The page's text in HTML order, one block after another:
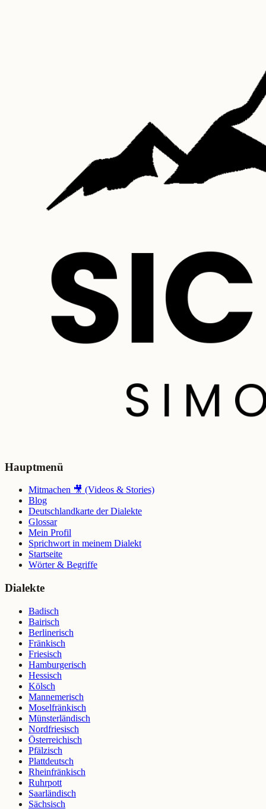
Hauptmenü
Mitmachen 🎥 (Videos & Stories)
Blog
Deutschlandkarte der Dialekte
Glossar
Mein Profil
Sprichwort in meinem Dialekt
Startseite
Wörter & Begriffe
Dialekte
Badisch
Bairisch
Berlinerisch
Fränkisch
Friesisch
Hamburgerisch
Hessisch
Kölsch
Mannemerisch
Moselfränkisch
Münsterländisch
Nordfriesisch
Österreichisch
Pfälzisch
Plattdeutsch
Rheinfränkisch
Ruhrpott
Saarländisch
Sächsisch